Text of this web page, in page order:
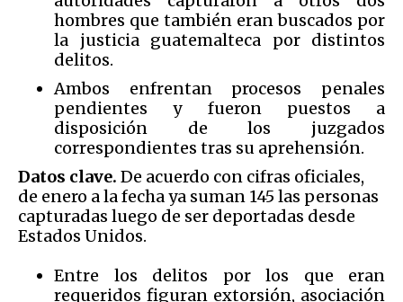
hombres que también eran buscados por
la justicia guatemalteca por distintos
delitos.
Ambos enfrentan procesos penales
pendientes y fueron puestos a
disposición de los juzgados
correspondientes tras su aprehensión.
Datos clave. De acuerdo con cifras oficiales,
de enero a la fecha ya suman 145 las personas
capturadas luego de ser deportadas desde
Estados Unidos.
Entre los delitos por los que eran
requeridos figuran extorsión, asociación